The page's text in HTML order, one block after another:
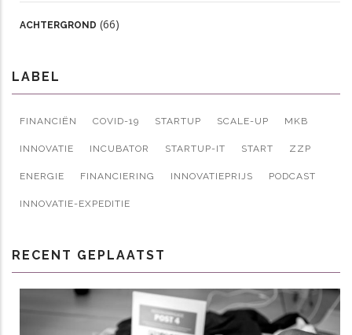
ACHTERGROND (66)
LABEL
FINANCIËN COVID-19 STARTUP SCALE-UP MKB
INNOVATIE INCUBATOR STARTUP-IT START ZZP
ENERGIE FINANCIERING INNOVATIEPRIJS PODCAST
INNOVATIE-EXPEDITIE
RECENT GEPLAATST